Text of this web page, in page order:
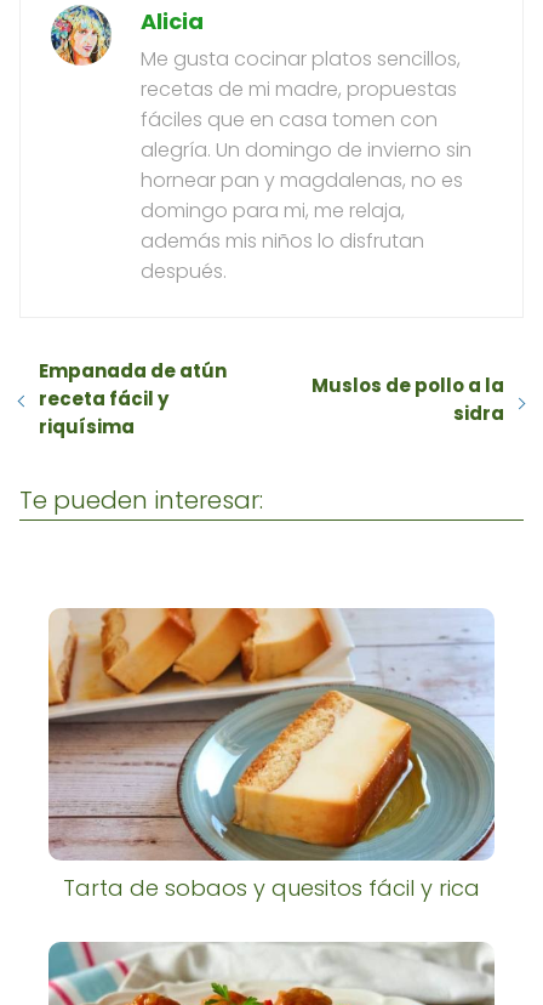
Alicia
Me gusta cocinar platos sencillos,
recetas de mi madre, propuestas
fáciles que en casa tomen con
alegría. Un domingo de invierno sin
hornear pan y magdalenas, no es
domingo para mi, me relaja,
además mis niños lo disfrutan
después.
Empanada de atún
receta fácil y
riquísima
Muslos de pollo a la
sidra
Te pueden interesar:
Tarta de sobaos y quesitos fácil y rica